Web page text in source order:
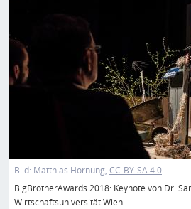
Bild: Matthias Hornung CC-BY-SA 4.0
BigBrotherAwards 2018: Keynote von Dr.
Wirtschaftsuniversität Wien